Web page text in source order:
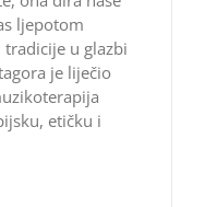
ljepotom
u glazbi
je liječio
etičku i